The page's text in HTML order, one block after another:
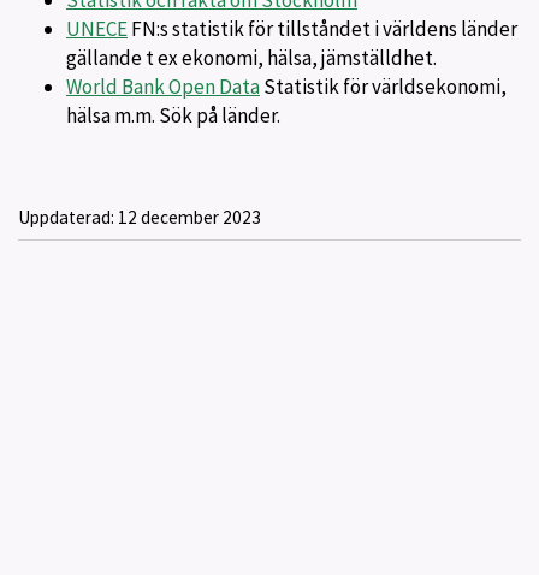
UNECEFN:s statistik för tillståndet i världens länder
gällande t ex ekonomi, hälsa, jämställdhet.
World Bank Open DataStatistik för världsekonomi,
hälsa m.m. Sök på länder.
Uppdaterad: 12 december 2023